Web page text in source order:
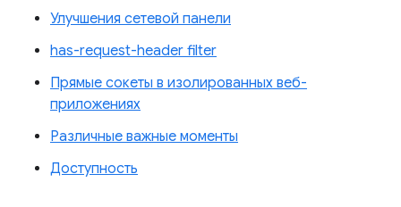
Улучшения сетевой панели
has-request-header filter
Прямые сокеты в изолированных веб-
приложениях
Различные важные моменты
Доступность